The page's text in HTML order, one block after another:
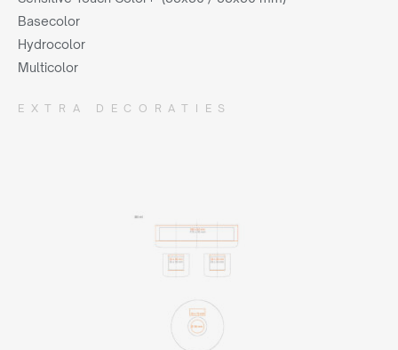
Basecolor
Hydrocolor
Multicolor
EXTRA DECORATIES